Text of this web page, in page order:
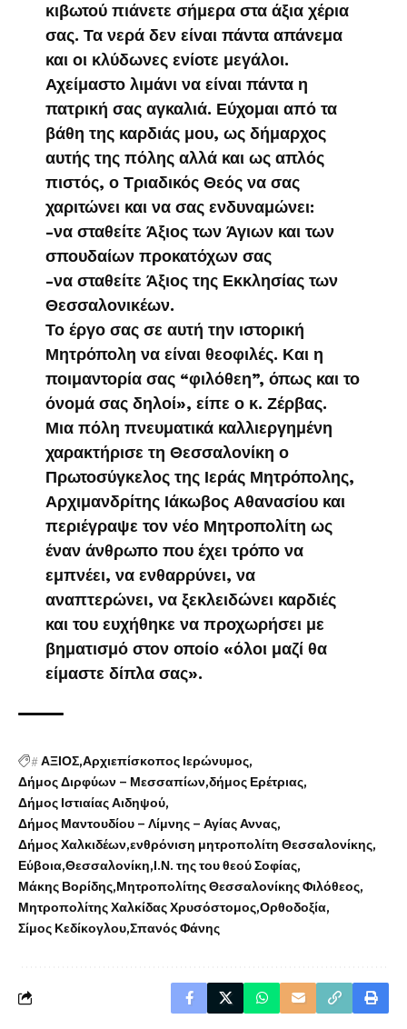
κιβωτού πιάνετε σήμερα στα άξια χέρια
σας. Τα νερά δεν είναι πάντα απάνεμα
και οι κλύδωνες ενίοτε μεγάλοι.
Αχείμαστο λιμάνι να είναι πάντα η
πατρική σας αγκαλιά. Εύχομαι από τα
βάθη της καρδιάς μου, ως δήμαρχος
αυτής της πόλης αλλά και ως απλός
πιστός, ο Τριαδικός Θεός να σας
χαριτώνει και να σας ενδυναμώνει:
-να σταθείτε Άξιος των Άγιων και των
σπουδαίων προκατόχων σας
-να σταθείτε Άξιος της Εκκλησίας των
Θεσσαλονικέων.
Το έργο σας σε αυτή την ιστορική
Μητρόπολη να είναι θεοφιλές. Και η
ποιμαντορία σας “φιλόθεη”, όπως και το
όνομά σας δηλοί», είπε ο κ. Ζέρβας.
Μια πόλη πνευματικά καλλιεργημένη
χαρακτήρισε τη Θεσσαλονίκη ο
Πρωτοσύγκελος της Ιεράς Μητρόπολης,
Αρχιμανδρίτης Ιάκωβος Αθανασίου και
περιέγραψε τον νέο Μητροπολίτη ως
έναν άνθρωπο που έχει τρόπο να
εμπνέει, να ενθαρρύνει, να
αναπτερώνει, να ξεκλειδώνει καρδιές
και του ευχήθηκε να προχωρήσει με
βηματισμό στον οποίο «όλοι μαζί θα
είμαστε δίπλα σας».
#ΑΞΙΟΣ Αρχιεπίσκοπος Ιερώνυμος
Δήμος Διρφύων – Μεσσαπίων δήμος Ερέτριας
Δήμος Ιστιαίας Αιδηψού
Δήμος Μαντουδίου – Λίμνης – Αγίας Αννας
Δήμος Χαλκιδέων ενθρόνιση μητροπολίτη Θεσσαλονίκης
Εύβοια Θεσσαλονίκη Ι.Ν. της του θεού Σοφίας
Μάκης Βορίδης Μητροπολίτης Θεσσαλονίκης Φιλόθεος
Μητροπολίτης Χαλκίδας Χρυσόστομος Ορθοδοξία
Σίμος Κεδίκογλου Σπανός Φάνης